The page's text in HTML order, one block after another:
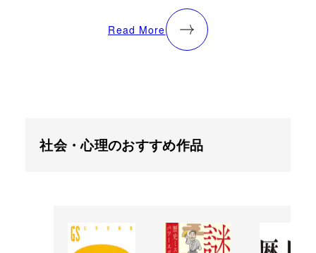
Read More
社会・心理のおすすめ作品